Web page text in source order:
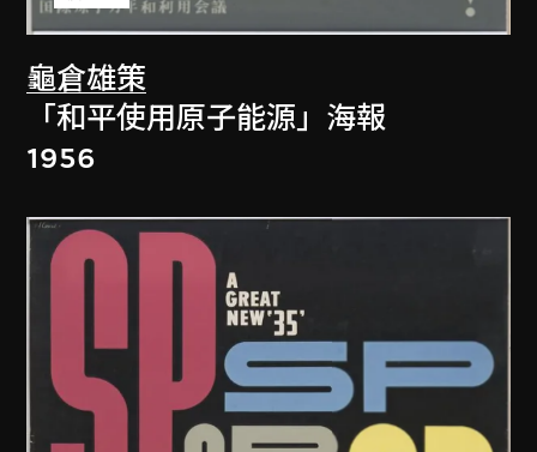
龜倉雄策
「和平使用原子能源」海報
1956